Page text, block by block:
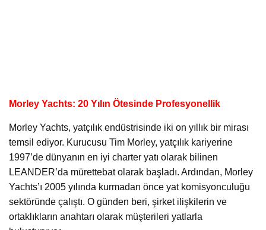
Morley Yachts: 20 Yılın Ötesinde Profesyonellik
Morley Yachts, yatçılık endüstrisinde iki on yıllık bir mirası
temsil ediyor. Kurucusu Tim Morley, yatçılık kariyerine
1997’de dünyanın en iyi charter yatı olarak bilinen
LEANDER’da mürettebat olarak başladı. Ardından, Morley
Yachts’ı 2005 yılında kurmadan önce yat komisyonculuğu
sektöründe çalıştı. O günden beri, şirket ilişkilerin ve
ortaklıkların anahtarı olarak müşterileri yatlarla